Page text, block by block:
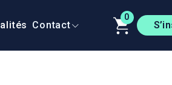
Contact
0